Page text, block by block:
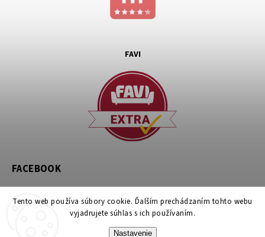
Tento web používa súbory cookie. Ďalším prechádzaním tohto webu
vyjadrujete súhlas s ich používaním.
Nastavenie
FAVI
FACEBOOK